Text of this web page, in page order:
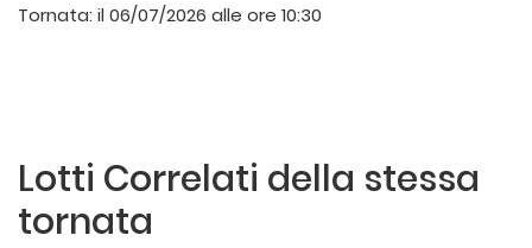
Tornata: il 06/07/2026 alle ore 10:30
Lotti Correlati della stessa
tornata